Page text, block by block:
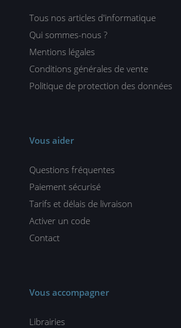
Tous nos articles d'informatique
Qui sommes-nous ?
Mentions légales
Conditions générales de vente
Politique de protection des données
Vous aider
Questions fréquentes
Paiement sécurisé
Tarifs et délais de livraison
Activer un code
Contact
Vous accompagner
Librairies